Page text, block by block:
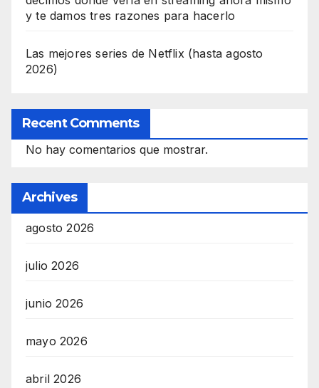
y te damos tres razones para hacerlo
Las mejores series de Netflix (hasta agosto
2026)
Recent Comments
No hay comentarios que mostrar.
Archives
agosto 2026
julio 2026
junio 2026
mayo 2026
abril 2026